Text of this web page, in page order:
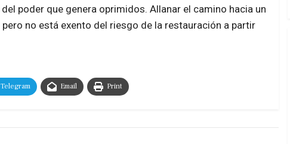
poder que genera oprimidos. Allanar el camino hacia un
no está exento del riesgo de la restauración a partir
Telegram Email Print